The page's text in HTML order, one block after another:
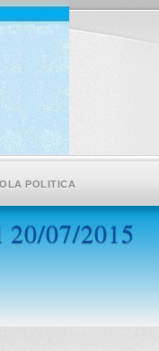
POLITICA
20/07/2015